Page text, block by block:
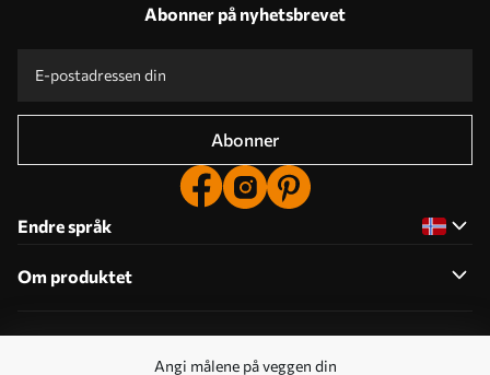
Angi målene på veggen din
Abonner på nyhetsbrevet
Abonner
Endre språk
Om produktet